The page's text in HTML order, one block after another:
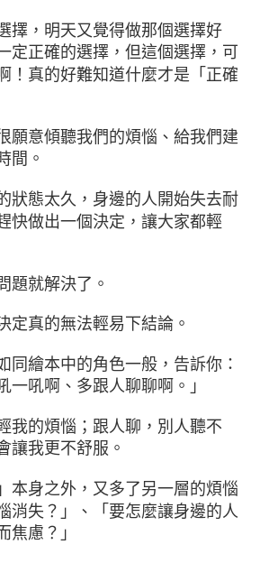
擇，明天又覺得做那個選擇好
定正確的選擇，但這個選擇，可
！真的好難知道什麼才是「正確
願意傾聽我們的煩惱、給我們建
間。
狀態太久，身邊的人開始失去耐
快做出一個決定，讓大家都輕
題就解決了。
定真的無法輕易下結論。
同繪本中的角色一般，告訴你：
一吼啊、多跟人聊聊啊。」
我的煩惱；跟人聊，別人聽不
讓我更不舒服。
本身之外，又多了另一層的煩惱
消失？」、「要怎麼讓身邊的人
焦慮？」